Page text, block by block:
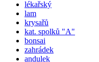
lékařský
lam
krysařů
kat. spolků "A"
bonsai
zahrádek
andulek